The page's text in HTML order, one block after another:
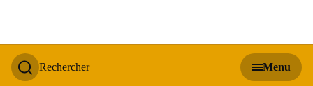
Rechercher Menu